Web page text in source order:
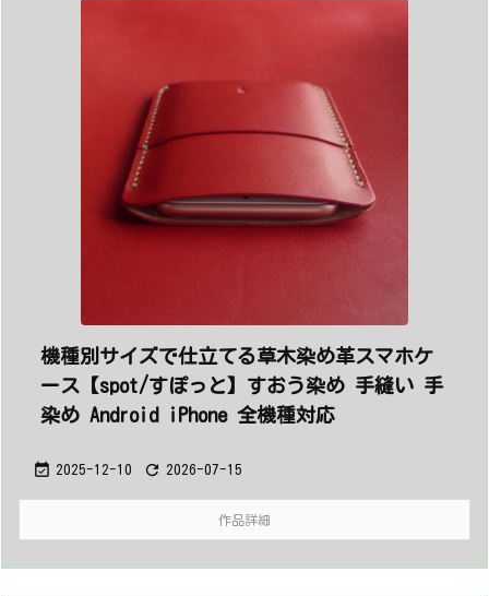
機種別サイズで仕立てる草木染め革スマホケ
ース【spot/すぽっと】すおう染め 手縫い 手
染め Android iPhone 全機種対応
 2025-12-10  2026-07-15
作品詳細